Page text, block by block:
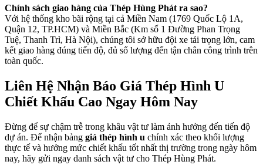
Chính sách giao hàng của Thép Hùng Phát ra sao?
Với hệ thống kho bãi rộng tại cả Miền Nam (1769 Quốc Lộ 1A,
Quận 12, TP.HCM) và Miền Bắc (Km số 1 Đường Phan Trọng
Tuệ, Thanh Trì, Hà Nội), chúng tôi sở hữu đội xe tải trọng lớn, cam
kết giao hàng đúng tiến độ, đủ số lượng đến tận chân công trình trên
toàn quốc.
Liên Hệ Nhận Báo Giá Thép Hình U
Chiết Khấu Cao Ngay Hôm Nay
Đừng để sự chậm trễ trong khâu vật tư làm ảnh hưởng đến tiến độ
dự án. Để nhận bảng giá thép hình u chính xác theo khối lượng
thực tế và hưởng mức chiết khấu tốt nhất thị trường trong ngày hôm
nay, hãy gửi ngay danh sách vật tư cho Thép Hùng Phát.